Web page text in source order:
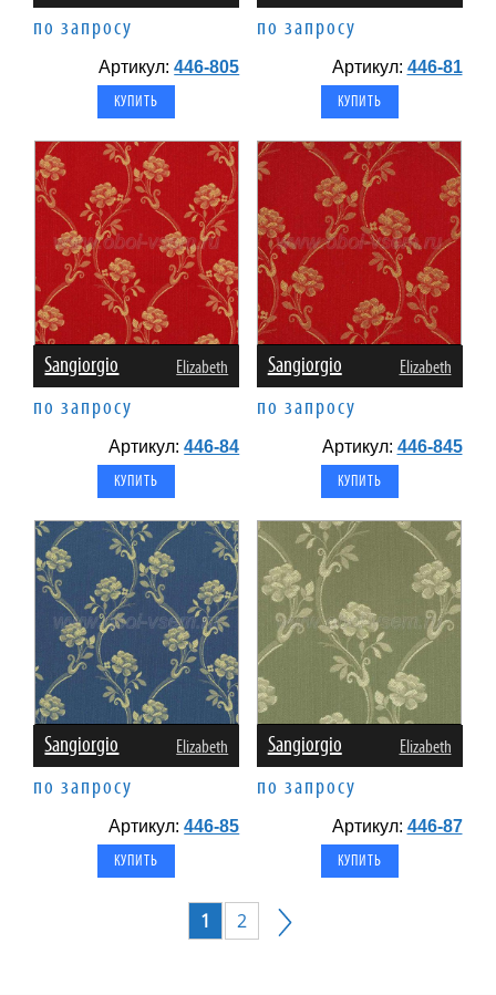
по запросу
Артикул:446-805
по запросу
Артикул: 446-81
Sangiorgio Elizabeth
по запросу
Артикул:446-84
Sangiorgio Elizabeth
по запросу
Артикул: 446-845
Sangiorgio Elizabeth
по запросу
Артикул:446-85
Sangiorgio Elizabeth
по запросу
Артикул: 446-87
1 2